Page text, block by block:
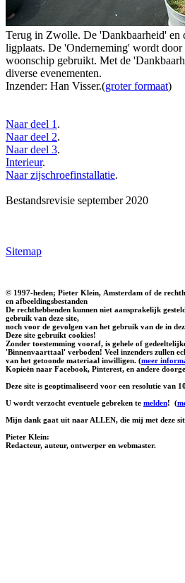
Terug in Zwolle. De 'Dankbaarheid' en
ligplaats. De 'Onderneming' wordt door
woonschip gebruikt. Met de
diverse evenementen.
Inzender: Han Visser.(groter formaat)
Naar deel 1 .
Naar deel 2.
Naar deel 3.
Interieur.
Naar zijschroefinstallatie.
Bestandsrevisie september 2020
Sitemap
© 1997-heden; Pieter Klein, Amsterdam of de
en afbeeldingsbestanden
De rechthebbenden kunnen niet aansprakelijk
gebruik van deze site,
noch voor de gevolgen van het gebruik van de in
Deze site gebruikt cookies!
Zonder toestemming vooraf, is gehele of
'Binnenvaarttaal' verboden! Veel inzenders zullen
van het getoonde materiaal inwilligen. (meer
Kopieën naar Facebook, Pinterest, en andere
Deze site is geoptimaliseerd voor een resolutie van
U wordt verzocht eventuele gebreken te melden! (
Mijn dank gaat uit naar ALLEN, die mij met deze
Pieter Klein:
Redacteur, auteur, ontwerper en webmaster.